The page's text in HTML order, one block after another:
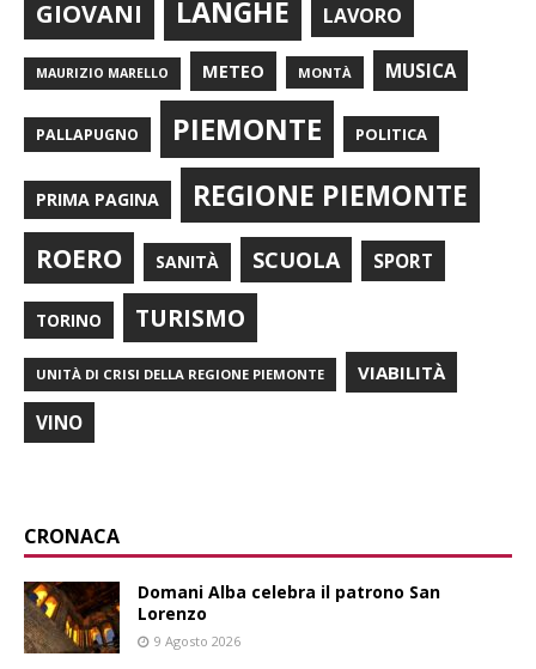
GIOVANI LANGHE LAVORO
MAURIZIO MARELLO METEO MONTÀ MUSICA
PALLAPUGNO PIEMONTE POLITICA
PRIMA PAGINA REGIONE PIEMONTE
ROERO SANITÀ SCUOLA SPORT
TORINO TURISMO
UNITÀ DI CRISI DELLA REGIONE PIEMONTE VIABILITÀ
VINO
CRONACA
Domani Alba celebra il patrono San
Lorenzo
9 Agosto 2026